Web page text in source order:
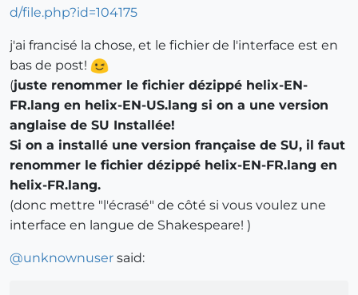
j'ai francisé la chose, et le fichier de l'interface est en
bas de post!
(juste renommer le fichier dézippé helix-EN-
FR.lang en helix-EN-US.lang si on a une version
anglaise de SU Installée!
Si on a installé une version française de SU, il faut
renommer le fichier dézippé helix-EN-FR.lang en
helix-FR.lang.
(donc mettre "l'écrasé" de côté si vous voulez une
interface en langue de Shakespeare! )
@unknownuser said: